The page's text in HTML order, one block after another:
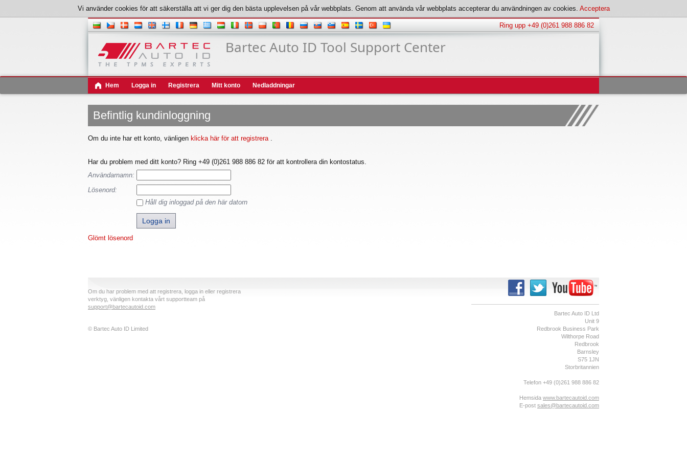
Vi använder cookies för att säkerställa att vi ger dig den bästa upplevelsen på vår webbplats. Genom att använda vår webbplats accepterar du användningen av cookies. Acceptera
Ring upp +49 (0)261 988 886 82
Bartec Auto ID Tool Support Center
Hem Logga in Registrera Mitt konto Nedladdningar
Befintlig kundinloggning
Om du inte har ett konto, vänligen klicka här för att registrera .
Har du problem med ditt konto? Ring +49 (0)261 988 886 82 för att kontrollera din kontostatus.
Användarnamn:
Lösenord:
Håll dig inloggad på den här datorn
Glömt lösenord
Om du har problem med att registrera, logga in eller registrera
verktyg, vänligen kontakta vårt supportteam på
support@bartecautoid.com
© Bartec Auto ID Limited
Bartec Auto ID Ltd
Unit 9
Redbrook Business Park
Wilthorpe Road
Redbrook
Barnsley
S75 1JN
Storbritannien
Telefon +49 (0)261 988 886 82
Hemsida www.bartecautoid.com
E-post sales@bartecautoid.com